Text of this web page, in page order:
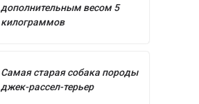
дополнительным весом 5
килограммов
Самая старая собака породы
джек-рассел-терьер